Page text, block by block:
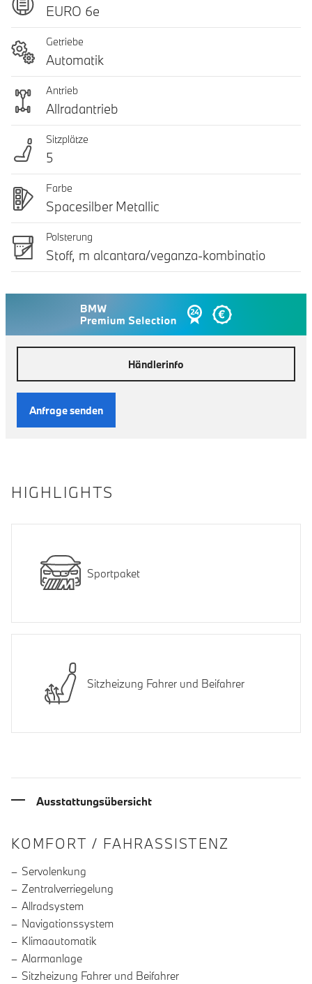
EURO 6e
Getriebe
Automatik
Antrieb
Allradantrieb
Sitzplätze
5
Farbe
Spacesilber Metallic
Polsterung
Stoff, m alcantara/veganza-kombinatio
Händlerinfo
Anfrage senden
HIGHLIGHTS
Sportpaket
Sitzheizung Fahrer und Beifahrer
Ausstattungsübersicht
INFORMATIONEN ÜBER DIE
KOMFORT / FAHRASSISTENZ
Servolenkung
Zentralverriegelung
Allradsystem
Navigationssystem
Klimaautomatik
Alarmanlage
Sitzheizung Fahrer und Beifahrer